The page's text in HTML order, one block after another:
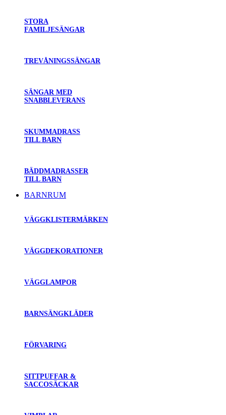
STORA
FAMILJESÄNGAR
TREVÅNINGSSÄNGAR
SÄNGAR MED
SNABBLEVERANS
SKUMMADRASS
TILL BARN
BÄDDMADRASSER
TILL BARN
BARNRUM
VÄGGKLISTERMÄRKEN
VÄGGDEKORATIONER
VÄGGLAMPOR
BARNSÄNGKLÄDER
FÖRVARING
SITTPUFFAR &
SACCOSÄCKAR